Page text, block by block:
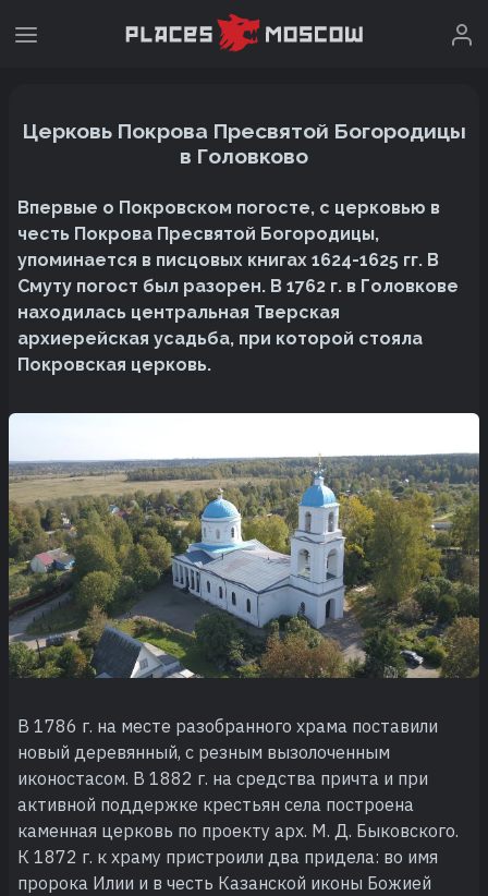
Церковь Покрова Пресвятой Богородицы
в Головково
Впервые о Покровском погосте, с церковью в
честь Покрова Пресвятой Богородицы,
упоминается в писцовых книгах 1624-1625 гг. В
Смуту погост был разорен. В 1762 г. в Головкове
находилась центральная Тверская
архиерейская усадьба, при которой стояла
Покровская церковь.
В 1786 г. на месте разобранного храма поставили
новый деревянный, с резным вызолоченным
иконостасом. В 1882 г. на средства причта и при
активной поддержке крестьян села построена
каменная церковь по проекту арх. М. Д. Быковского.
К 1872 г. к храму пристроили два придела: во имя
пророка Илии и в честь Казанской иконы Божией